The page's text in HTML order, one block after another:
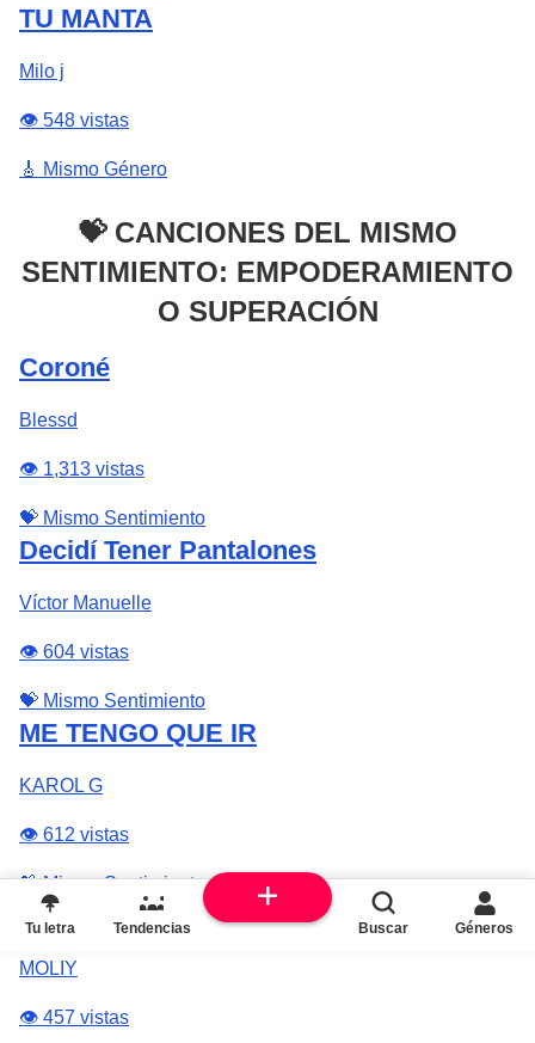
TU MANTA
Milo j
👁️ 548 vistas
🎸 Mismo Género
💝 CANCIONES DEL MISMO
SENTIMIENTO: EMPODERAMIENTO
O SUPERACIÓN
Coroné
Blessd
👁️ 1,313 vistas
💝 Mismo Sentimiento
Decidí Tener Pantalones
Víctor Manuelle
👁️ 604 vistas
💝 Mismo Sentimiento
ME TENGO QUE IR
KAROL G
👁️ 612 vistas
💝 Mismo Sentimiento
Shake It To The Max (FLY)
MOLIY
👁️ 457 vistas
Tu letra Tendencias Buscar Géneros